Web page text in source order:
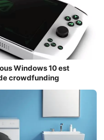
Windows 10 est
crowdfunding